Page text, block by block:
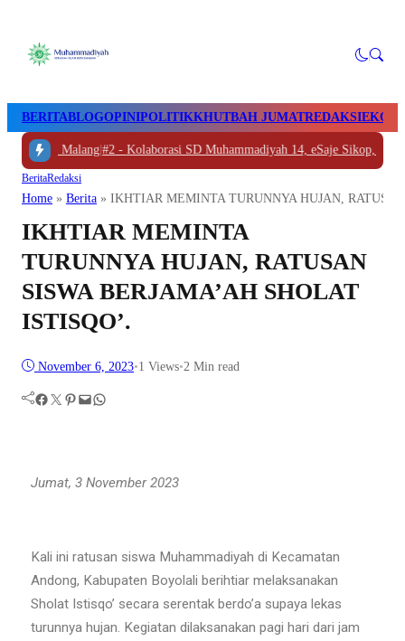
BERITABLOGOPINIPOLITIKKHUTBAH JUMATREDAKSI
UMM Malang|#2 -Kolaborasi SD Muhammadiyah 14, eSaje Sikop, dan
BeritaRedaksi
Home » Berita » IKHTIAR MEMINTA TURUNNYA HUJAN,
IKHTIAR MEMINTA
TURUNNYA HUJAN, RATUSAN
SISWA BERJAMA’AH SHOLAT
ISTISQO’.
November 6, 2023•1 Views•2 Min read
Jumat, 3 November 2023
Kali ini ratusan siswa Muhammadiyah di Kecamatan
Andong, Kabupaten Boyolali berihtiar melaksanakan
Sholat Istisqo’ secara serentak berdo’a supaya lekas
turunnya hujan. Kegiatan dilaksanakan pagi hari dari jam